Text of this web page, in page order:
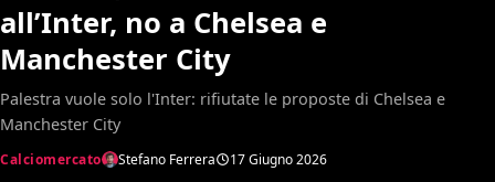
all’Inter, no a Chelsea e
Manchester City
Palestra vuole solo l'Inter: rifiutate le proposte di Chelsea e
Manchester City
Calciomercato Stefano Ferrera 17 Giugno 2026